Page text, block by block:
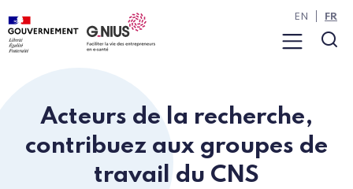
Panneau de gestion des cookies
Aller au contenu
Aller à la navigation
Menu
EN FR
Acteurs de la recherche,
contribuez aux groupes de
travail du CNS